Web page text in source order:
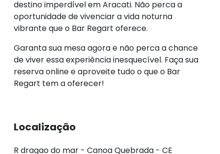
destino imperdível em Aracati. Não perca a
oportunidade de vivenciar a vida noturna
vibrante que o Bar Regart oferece.
Garanta sua mesa agora e não perca a chance
de viver essa experiência inesquecível. Faça sua
reserva online e aproveite tudo o que o Bar
Regart tem a oferecer!
Localização
R dragao do mar - Canoa Quebrada - CE